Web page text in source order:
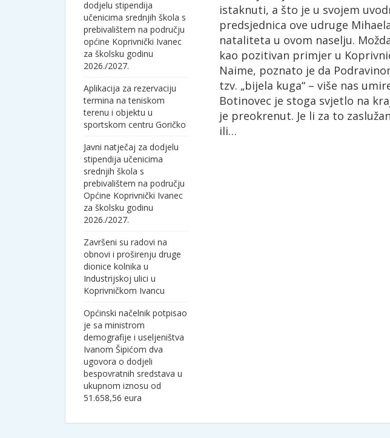
dodjelu stipendija
učenicima srednjih škola s
prebivalištem na području
općine Koprivnički Ivanec
za školsku godinu
2026./2027.
Aplikacija za rezervaciju
termina na teniskom
terenu i objektu u
sportskom centru Goričko
Javni natječaj za dodjelu
stipendija učenicima
srednjih škola s
prebivalištem na području
Općine Koprivnički Ivanec
za školsku godinu
2026./2027.
Završeni su radovi na
obnovi i proširenju druge
dionice kolnika u
Industrijskoj ulici u
Koprivničkom Ivancu
Općinski načelnik potpisao
je sa ministrom
demografije i useljeništva
Ivanom Šipićom dva
ugovora o dodjeli
bespovratnih sredstava u
ukupnom iznosu od
51.658,56 eura
istaknuti, a što je u svojem
predsjednica ove udruge
nataliteta u ovom naselju.
kao pozitivan primjer u
Naime, poznato je da
tzv. „bijela kuga“ – više nas
Botinovec je stoga svjetlo na
je preokrenut. Je li za to
ili…